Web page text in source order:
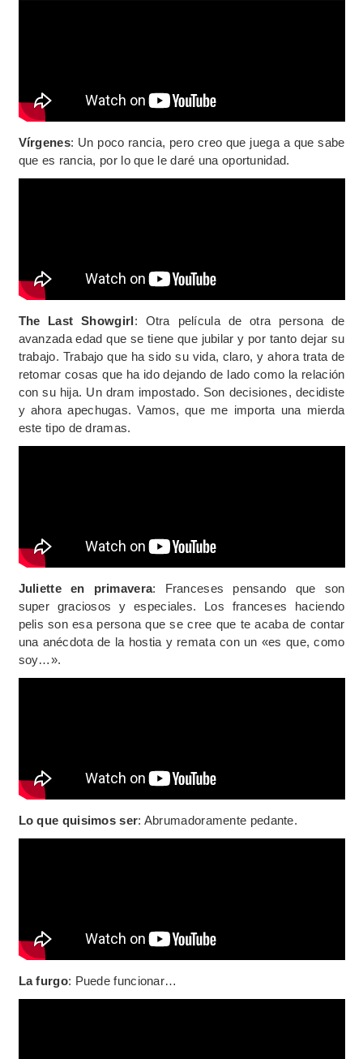
Vírgenes: Un poco rancia, pero creo que juega a que sabe
que es rancia, por lo que le daré una oportunidad.
The Last Showgirl: Otra película de otra persona de
avanzada edad que se tiene que jubilar y por tanto dejar su
trabajo. Trabajo que ha sido su vida, claro, y ahora trata de
retomar cosas que ha ido dejando de lado como la relación
con su hija. Un dram impostado. Son decisiones, decidiste
y ahora apechugas. Vamos, que me importa una mierda
este tipo de dramas.
Juliette en primavera: Franceses pensando que son
super graciosos y especiales. Los franceses haciendo
pelis son esa persona que se cree que te acaba de contar
una anécdota de la hostia y remata con un «es que, como
soy…».
Lo que quisimos ser: Abrumadoramente pedante.
La furgo: Puede funcionar…